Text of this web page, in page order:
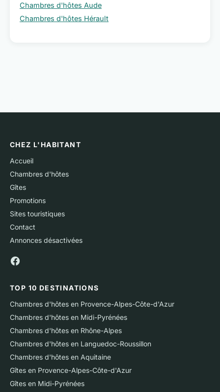
Chambres d'hôtes Aude
Chambres d'hôtes Hérault
CHEZ L'HABITANT
Accueil
Chambres d'hôtes
Gîtes
Promotions
Sites touristiques
Contact
Annonces désactivées
TOP 10 DESTINATIONS
Chambres d'hôtes en Provence-Alpes-Côte-d'Azur
Chambres d'hôtes en Midi-Pyrénées
Chambres d'hôtes en Rhône-Alpes
Chambres d'hôtes en Languedoc-Roussillon
Chambres d'hôtes en Aquitaine
Gîtes en Provence-Alpes-Côte-d'Azur
Gîtes en Midi-Pyrénées